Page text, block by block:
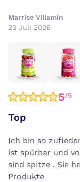
Marrise Villamin
23 Juli 2026
5/5
Top
Ich bin so
ist spürbar und
sind spitze . Sie
Produkte